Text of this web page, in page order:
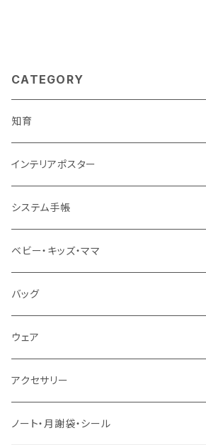
CATEGORY
知育
知育ポスター
地図・国旗
言葉（ひらがな・カタカナ・英語）
知育下敷き
知育グッズ
インテリアポスター
A3サイズ
A4サイズ
オーダー（A3・B3・A2・40×50・B2・50×70）
30＊40 / B3
40＊50 / A2
システム手帳
ベビー・キッズ・ママ
ベビー食器
お食事スタイ・ビブ
おもちゃ・木製
カー用品
バッグ
ウェア
エプロン
アクセサリー
ピンバッジ
ノート・月謝袋・シール